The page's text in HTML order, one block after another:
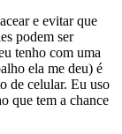
e evitar que
podem ser
tenho com uma
ela me deu) é
de celular. Eu uso
que tem a chance